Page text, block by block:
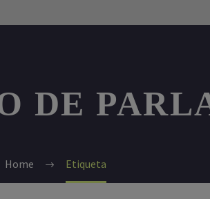
DE
Home Etiqueta